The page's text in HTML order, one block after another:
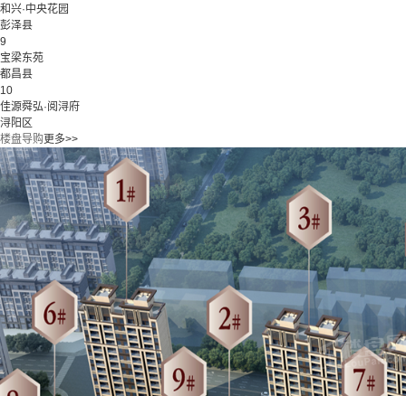
和兴·中央花园
彭泽县
9
宝梁东苑
都昌县
10
佳源舜弘·阅浔府
浔阳区
楼盘导购更多>>